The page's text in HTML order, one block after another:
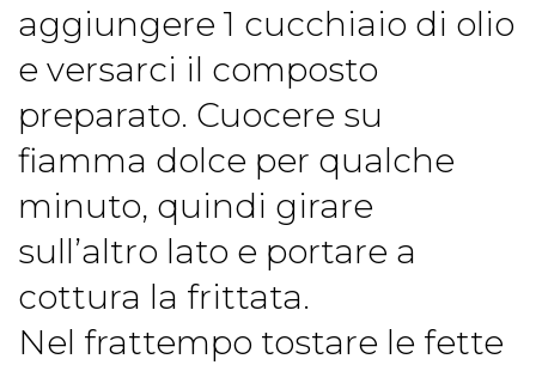
aggiungere 1 cucchiaio di olio
e versarci il composto
preparato. Cuocere su
fiamma dolce per qualche
minuto, quindi girare
sull’altro lato e portare a
cottura la frittata.
Nel frattempo tostare le fette